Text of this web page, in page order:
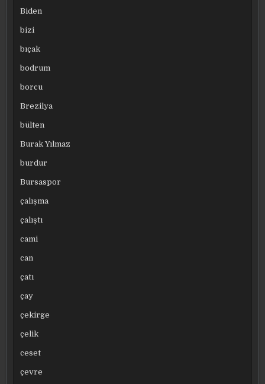
Biden
bizi
bıçak
bodrum
borcu
Brezilya
bülten
Burak Yılmaz
burdur
Bursaspor
çalışma
çalıştı
cami
can
çatı
çay
çekirge
çelik
ceset
çevre